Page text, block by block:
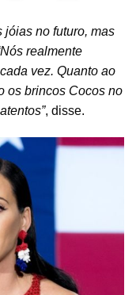
jóias no futuro, mas
realmente
vez. Quanto ao
os brincos Cocos no
, disse.